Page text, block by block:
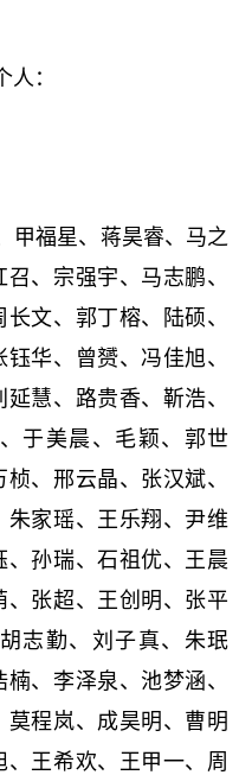
：
甲福星、蒋昊睿、马之
、宗强宇、马志鹏、
文、郭丁榕、陆硕、
华、曾赟、冯佳旭、
慧、路贵香、靳浩、
于美晨、毛颖、郭世
、邢云晶、张汉斌、
家瑶、王乐翔、尹维
孙瑞、石祖优、王晨
张超、王创明、张平
志勤、刘子真、朱珉
、李泽泉、池梦涵、
莫程岚、成昊明、曹明
王希欢、王甲一、周